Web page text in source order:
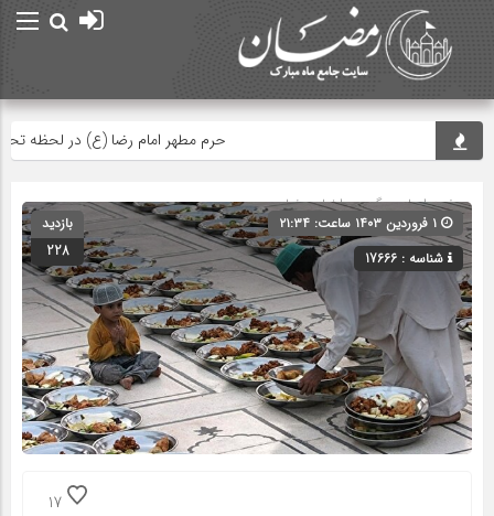
حرم مطهر امام رضا (ع) در لحظه تحویل
صفحه اصلی» گروه »اخبار رمضان
شناسه : 17666
بازدید
228
17